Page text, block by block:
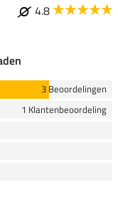
4.8
3 Beoordelingen
1 Klantenbeoordeling